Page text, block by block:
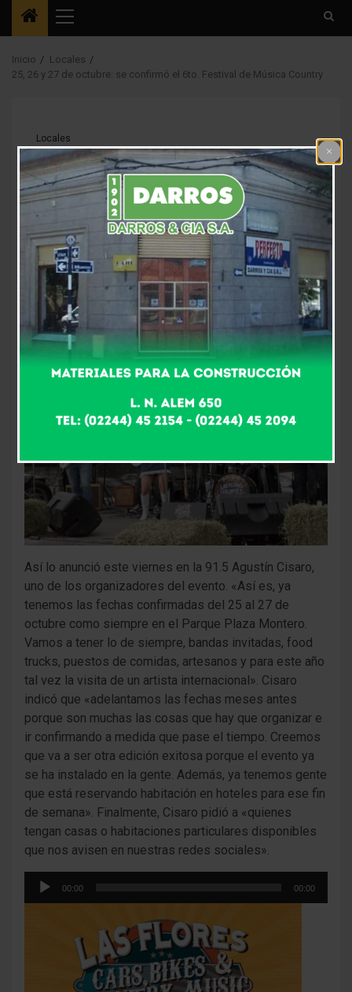
Menú
principal
Inicio
Locales
25, 26 y 27 de octubre: se confirmó el 6to. Festival de Música Country
Locales
25, 26 y 27 de
octubre: se confirmó
el 6to. Festival de
Música Country
3 años atrás Fm Alpha
Así lo anunció este viernes en la 91.5 Agustín Cisaro,
uno de los organizadores del evento. «Así es, ya
tenemos las fechas confirmadas del 25 al 27 de
octubre como siempre en el Parque Plaza Montero.
Vamos a tener lo de siempre, bandas invitadas, food
trucks, puestos de comidas, artesanos y para este año
tal vez la visita de un artista internacional». Cisaro
indicó que «adelantamos las fechas meses antes
porque son muchas las cosas que hay que organizar e
ir confirmando a medida que pase el tiempo. Creemos
que va a ser otra edición exitosa porque el evento ya
se ha instalado en la gente. Además, ya tenemos gente
que está reservando habitación en hoteles para ese fin
de semana». Finalmente, Cisaro pidió a «quienes
tengan casas o habitaciones particulares disponibles
que nos avisen en nuestras redes sociales».
Reproductor
00:00 00:00